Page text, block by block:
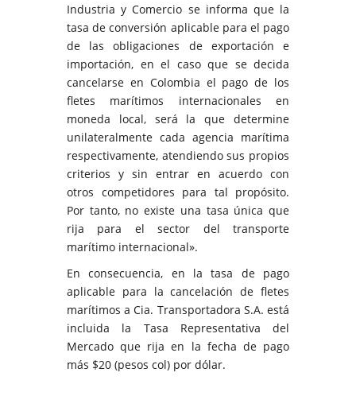
Industria y Comercio se informa que la
tasa de conversión aplicable para el pago
de las obligaciones de exportación e
importación, en el caso que se decida
cancelarse en Colombia el pago de los
fletes marítimos internacionales en
moneda local, será la que determine
unilateralmente cada agencia marítima
respectivamente, atendiendo sus propios
criterios y sin entrar en acuerdo con
otros competidores para tal propósito.
Por tanto, no existe una tasa única que
rija para el sector del transporte
marítimo internacional».
En consecuencia, en la tasa de pago
aplicable para la cancelación de fletes
marítimos a Cia. Transportadora S.A. está
incluida la Tasa Representativa del
Mercado que rija en la fecha de pago
más $20 (pesos col) por dólar.